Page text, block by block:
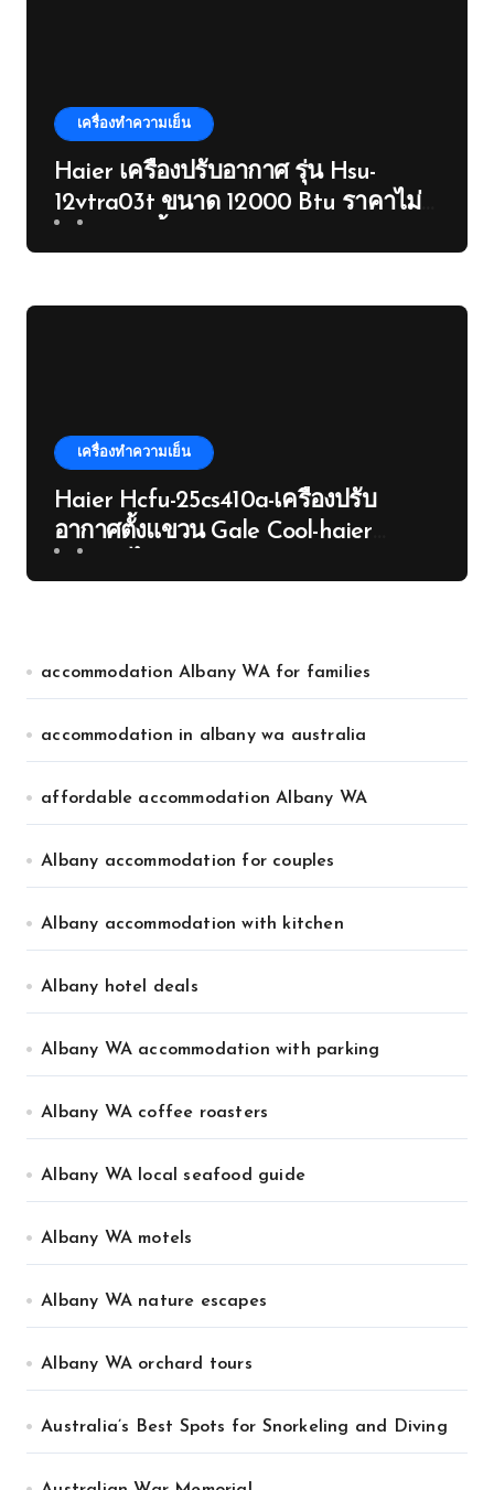
เครื่องทำความเย็น
Haier เครื่องปรับอากาศ รุ่น Hsu-
12vtra03t ขนาด 12000 Btu ราคาไม่
เครื่องทำความเย็น
Haier Hcfu-25cs410a-เครื่องปรับ
อากาศตั้งแขวน Gale Cool-haier
accommodation Albany WA for families
accommodation in albany wa australia
affordable accommodation Albany WA
Albany accommodation for couples
Albany accommodation with kitchen
Albany hotel deals
Albany WA accommodation with parking
Albany WA coffee roasters
Albany WA local seafood guide
Albany WA motels
Albany WA nature escapes
Albany WA orchard tours
Australia’s Best Spots for Snorkeling and Diving